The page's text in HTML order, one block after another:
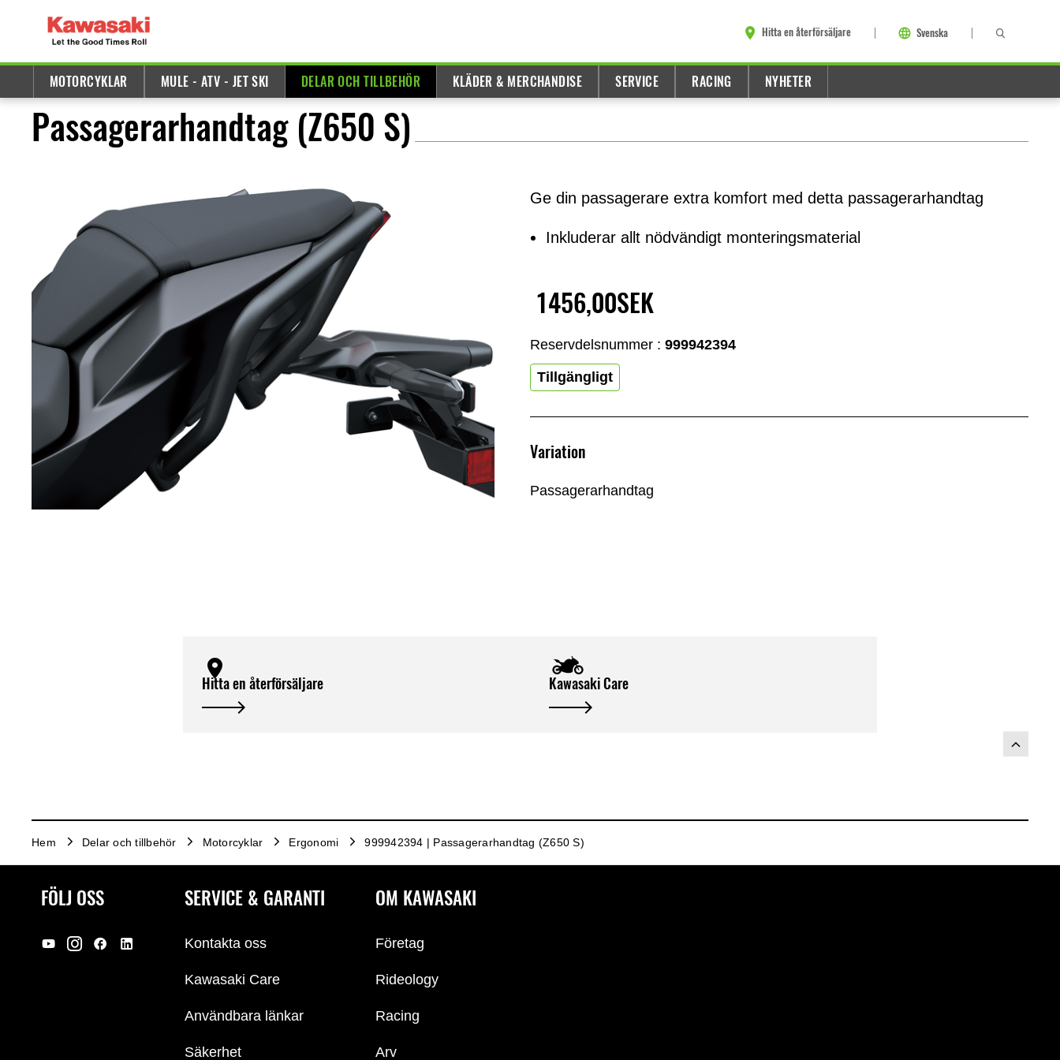
Hitta en återförsäljare Svenska
MOTORCYKLAR MULE - ATV - JET SKI DELAR OCH TILLBEHÖR KLÄDER & MERCHANDISE SERVICE RACING NYHETER
Passagerarhandtag (Z650 S)
Ge din passagerare extra komfort med detta passagerarhandtag
Inkluderar allt nödvändigt monteringsmaterial
1456,00SEK
Reservdelsnummer : 999942394
Tillgängligt
Variation
Passagerarhandtag
Hitta en återförsäljare Kawasaki Care
Hem Delar och tillbehör Motorcyklar Ergonomi 999942394 | Passagerarhandtag (Z650 S)
FÖLJ OSS SERVICE & GARANTI
Kontakta oss
Kawasaki Care
Användbara länkar
Säkerhet
OM KAWASAKI
Företag
Rideology
Racing
Arv